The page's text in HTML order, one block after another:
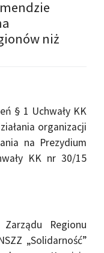
niż
§ 1 Uchwały KK
organizacji
na Prezydium
KK nr 30/15
Regionu
„Solidarność”